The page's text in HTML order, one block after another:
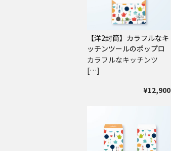
【洋2封筒】カラフルなキ
ッチンツールのポップロ
ゴ
カラフルなキッチンツ
[…]
¥12,900